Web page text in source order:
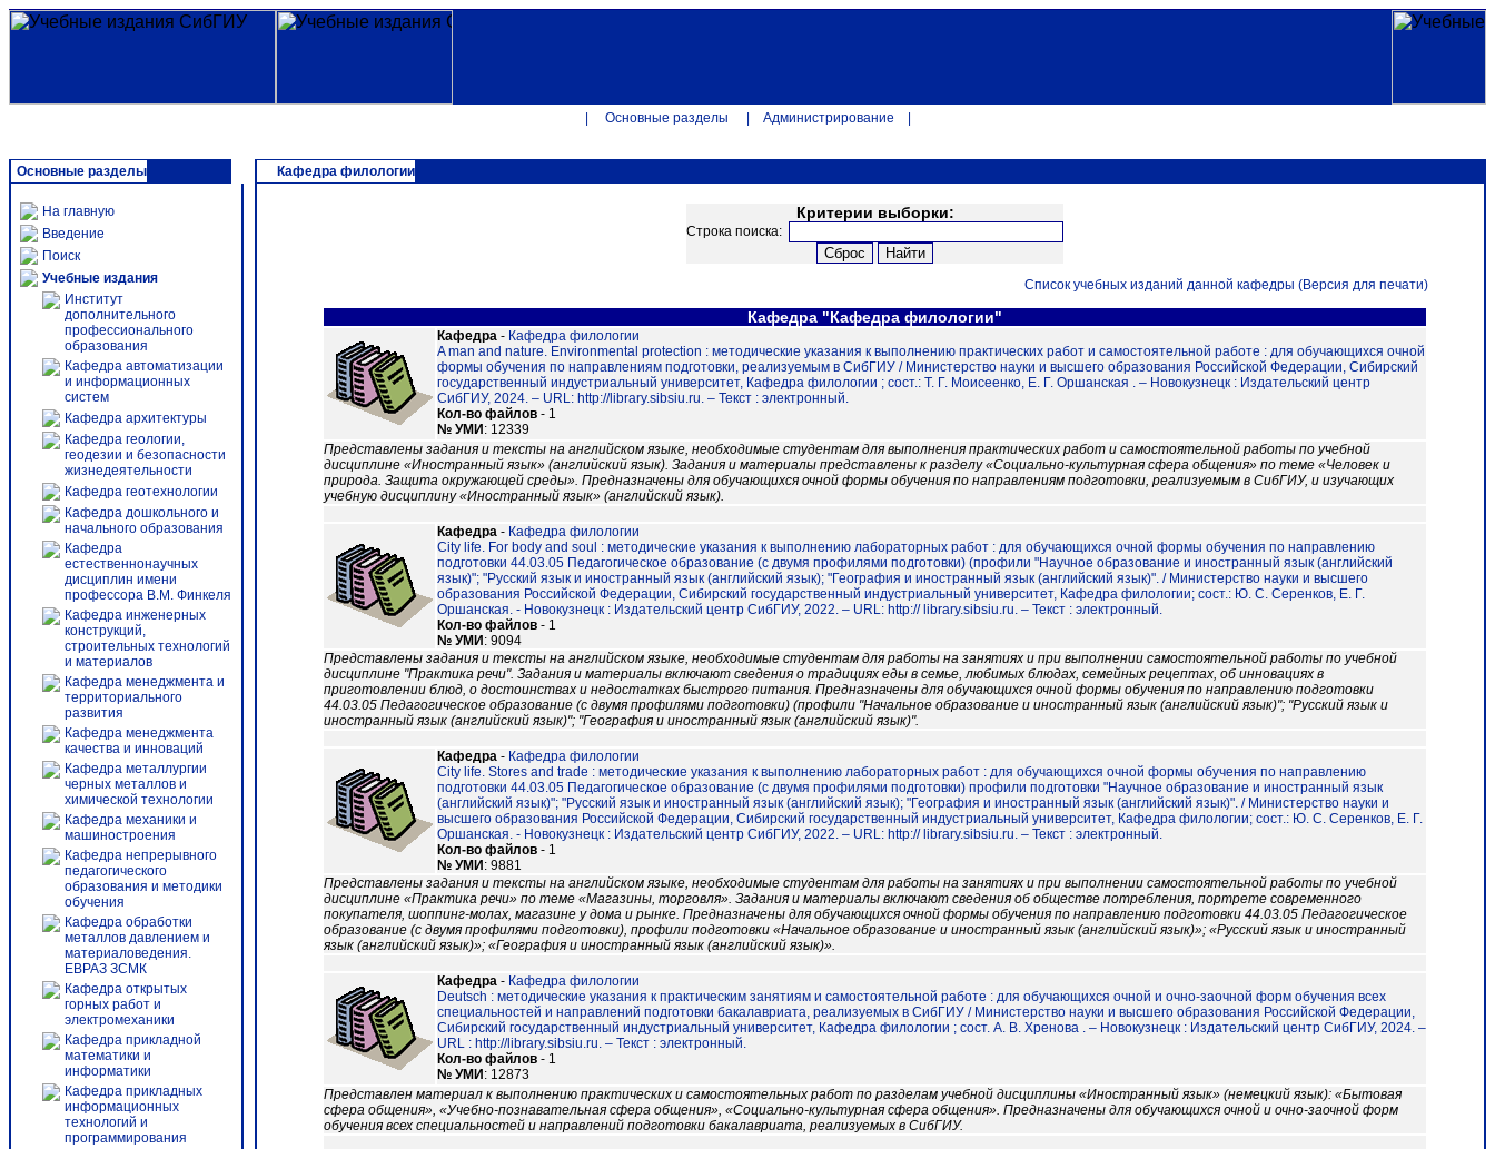
Основные разделы Администрирование
Основные разделы
На главную
Введение
Поиск
Учебные издания
Институт
дополнительного
профессионального
образования
Кафедра автоматизации
и информационных
систем
Кафедра архитектуры
Кафедра геологии,
геодезии и безопасности
жизнедеятельности
Кафедра геотехнологии
Кафедра дошкольного и
начального образования
Кафедра
естественнонаучных
дисциплин имени
профессора В.М. Финкеля
Кафедра инженерных
конструкций,
строительных технологий
и материалов
Кафедра менеджмента и
территориального
развития
Кафедра менеджмента
качества и инноваций
Кафедра металлургии
черных металлов и
химической технологии
Кафедра механики и
машиностроения
Кафедра непрерывного
педагогического
образования и методики
обучения
Кафедра обработки
металлов давлением и
материаловедения.
ЕВРАЗ ЗСМК
Кафедра открытых
горных работ и
электромеханики
Кафедра прикладной
математики и
информатики
Кафедра прикладных
информационных
технологий и
программирования
Кафедра филологии
Критерии выборки:
Строка поиска:
Список учебных изданий данной кафедры (Версия для печати)
Кафедра "Кафедра филологии"
Кафедра - Кафедра филологии
A man and nature. Environmental protection : методические указания к выполнению практических работ и самостоятельной работе : для обучающихся очной
формы обучения по направлениям подготовки, реализуемым в СибГИУ / Министерство науки и высшего образования Российской Федерации, Сибирский
государственный индустриальный университет, Кафедра филологии ; сост.: Т. Г. Моисеенко, Е. Г. Оршанская . – Новокузнецк : Издательский центр
СибГИУ, 2024. – URL: http://library.sibsiu.ru. – Текст : электронный.
Кол-во файлов - 1
№ УМИ : 12339
Представлены задания и тексты на английском языке, необходимые студентам для выполнения практических работ и самостоятельной работы по учебной
дисциплине «Иностранный язык» (английский язык). Задания и материалы представлены к разделу «Социально-культурная сфера общения» по теме «Человек и
природа. Защита окружающей среды». Предназначены для обучающихся очной формы обучения по направлениям подготовки, реализуемым в СибГИУ, и изучающих
учебную дисциплину «Иностранный язык» (английский язык).
Кафедра - Кафедра филологии
City life. For body and soul : методические указания к выполнению лабораторных работ : для обучающихся очной формы обучения по направлению
подготовки 44.03.05 Педагогическое образование (с двумя профилями подготовки) (профили "Научное образование и иностранный язык (английский
язык)"; "Русский язык и иностранный язык (английский язык); "География и иностранный язык (английский язык)". / Министерство науки и высшего
образования Российской Федерации, Сибирский государственный индустриальный университет, Кафедра филологии; сост.: Ю. С. Серенков, Е. Г.
Оршанская. - Новокузнецк : Издательский центр СибГИУ, 2022. – URL: http:// library.sibsiu.ru. – Текст : электронный.
Кол-во файлов - 1
№ УМИ : 9094
Представлены задания и тексты на английском языке, необходимые студентам для работы на занятиях и при выполнении самостоятельной работы по учебной
дисциплине "Практика речи". Задания и материалы включают сведения о традициях еды в семье, любимых блюдах, семейных рецептах, об инновациях в
приготовлении блюд, о достоинствах и недостатках быстрого питания. Предназначены для обучающихся очной формы обучения по направлению подготовки
44.03.05 Педагогическое образование (с двумя профилями подготовки) (профили "Начальное образование и иностранный язык (английский язык)"; "Русский язык и
иностранный язык (английский язык)"; "География и иностранный язык (английский язык)".
Кафедра - Кафедра филологии
City life. Stores and trade : методические указания к выполнению лабораторных работ : для обучающихся очной формы обучения по направлению
подготовки 44.03.05 Педагогическое образование (с двумя профилями подготовки) профили подготовки "Научное образование и иностранный язык
(английский язык)"; "Русский язык и иностранный язык (английский язык); "География и иностранный язык (английский язык)". / Министерство науки и
высшего образования Российской Федерации, Сибирский государственный индустриальный университет, Кафедра филологии; сост.: Ю. С. Серенков, Е. Г.
Оршанская. - Новокузнецк : Издательский центр СибГИУ, 2022. – URL: http:// library.sibsiu.ru. – Текст : электронный.
Кол-во файлов - 1
№ УМИ : 9881
Представлены задания и тексты на английском языке, необходимые студентам для работы на занятиях и при выполнении самостоятельной работы по учебной
дисциплине «Практика речи» по теме «Магазины, торговля». Задания и материалы включают сведения об обществе потребления, портрете современного
покупателя, шоппинг-молах, магазине у дома и рынке. Предназначены для обучающихся очной формы обучения по направлению подготовки 44.03.05 Педагогическое
образование (с двумя профилями подготовки), профили подготовки «Начальное образование и иностранный язык (английский язык)»; «Русский язык и иностранный
язык (английский язык)»; «География и иностранный язык (английский язык)».
Кафедра - Кафедра филологии
Deutsch : методические указания к практическим занятиям и самостоятельной работе : для обучающихся очной и очно-заочной форм обучения всех
специальностей и направлений подготовки бакалавриата, реализуемых в СибГИУ / Министерство науки и высшего образования Российской Федерации,
Сибирский государственный индустриальный университет, Кафедра филологии ; сост. А. В. Хренова . – Новокузнецк : Издательский центр СибГИУ, 2024. –
URL : http://library.sibsiu.ru. – Текст : электронный.
Кол-во файлов - 1
№ УМИ : 12873
Представлен материал к выполнению практических и самостоятельных работ по разделам учебной дисциплины «Иностранный язык» (немецкий язык): «Бытовая
сфера общения», «Учебно-познавательная сфера общения», «Социально-культурная сфера общения». Предназначены для обучающихся очной и очно-заочной форм
обучения всех специальностей и направлений подготовки бакалавриата, реализуемых в СибГИУ.